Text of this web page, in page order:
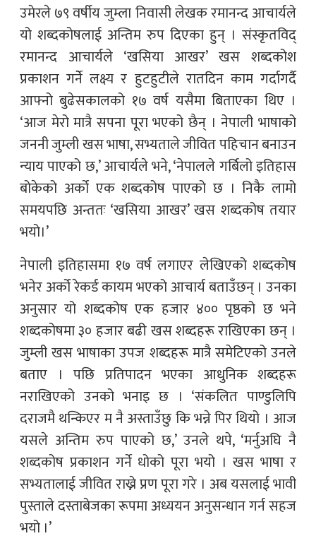
उमेरले ७९ वर्षीय जुम्ला निवासी लेखक रमानन्द आचार्यले
यो शब्दकोषलाई अन्तिम रुप दिएका हुन् । संस्कृतविद्
रमानन्द आचार्यले ‘खसिया आखर’ खस शब्दकोश
प्रकाशन गर्नेे लक्ष्य र हुटहुटीले रातदिन काम गर्दागर्दै
आफ्नो बुढेसकालको १७ वर्ष यसैमा बिताएका थिए ।
‘आज मेरो मात्रै सपना पूरा भएको छैन् । नेपाली भाषाको
जननी जुम्ली खस भाषा, सभ्यताले जीवित पहिचान बनाउन
न्याय पाएको छ,’ आचार्यले भने, ‘नेपालले गर्बिलो इतिहास
बोकेको अर्को एक शब्दकोष पाएको छ । निकै लामो
समयपछि अन्ततः ‘खसिया आखर’ खस शब्दकोष तयार
भयो।’
नेपाली इतिहासमा १७ वर्ष लगाएर लेखिएको शब्दकोष
भनेर अर्को रेकर्ड कायम भएको आचार्य बताउँछन् । उनका
अनुसार यो शब्दकोष एक हजार ४०० पृष्ठको छ भने
शब्दकोषमा ३० हजार बढी खस शब्दहरू राखिएका छन् ।
जुम्ली खस भाषाका उपज शब्दहरू मात्रै समेटिएको उनले
बताए । पछि प्रतिपादन भएका आधुनिक शब्दहरू
नराखिएको उनको भनाइ छ । ‘संकलित पाण्डुलिपि
दराजमै थन्किएर म नै अस्ताउँछु कि भन्ने पिर थियो । आज
यसले अन्तिम रुप पाएको छ,’ उनले थपे, ‘मर्नुअघि नै
शब्दकोष प्रकाशन गर्ने धोको पूरा भयो । खस भाषा र
सभ्यतालाई जीवित राख्ने प्रण पूरा गरे । अब यसलाई भावी
पुस्ताले दस्ताबेजका रूपमा अध्ययन अनुसन्धान गर्न सहज
भयो ।’